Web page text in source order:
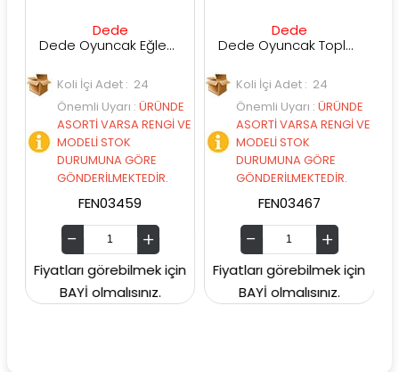
Dede
Dede Oyuncak Eğlenceli Aktivite Treni
Koli İçi Adet : 24
Önemli Uyarı:ÜRÜNDE
ASORTİ VARSA RENGİ VE
MODELİ STOK
DURUMUNA GÖRE
GÖNDERİLMEKTEDİR.
FEN03459
Fiyatları görebilmek için
BAYİ olmalısınız.
Dede
Dede Oyuncak Toplu Mi̇ni̇ Kule
Koli İçi Adet : 24
Önemli Uyarı :ÜRÜNDE
ASORTİ VARSA RENGİ VE
MODELİ STOK
DURUMUNA GÖRE
GÖNDERİLMEKTEDİR.
FEN03467
Fiyatları görebilmek için
BAYİ olmalısınız.